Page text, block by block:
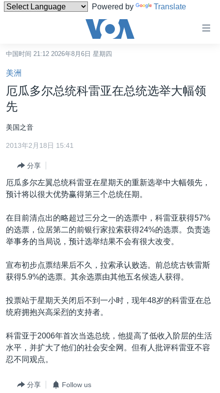
Powered by Translate
碍
链
接
跳
转
内
容
到
导
跳
转
到
索
中国
最新国际新闻
印太
欧洲
非洲
全球议题
分类新闻
经济·金融·贸易
科教·文娱·体健
军事
环境
美中关系
白宫要闻
国会报道
美国建国250周年
美国之音专访
台海两岸关系
南中国海争端
关注西藏
VOA视频
VOA今日焦点
其他语言网站
中国时间 21:12 2026年8月6日 星期四
美洲
厄瓜多尔总统科雷亚在总统选举大幅领
先
美国之音
2013年2月18日 15:41
分享
厄瓜多尔左翼总统科雷亚在星期天的重新选举中大幅领先，
预计将以很大优势赢得第三个总统任期。
在目前清点出的略超过三分之一的选票中，科雷亚获得57%
的选票，位居第二的前银行家拉索获得24%的选票。负责选
举事务的当局说，预计选举结果不会有很大改变。
宣布初步点票结果后不久，拉索承认败选。前总统古铁雷斯
获得5.9%的选票。其余选票由其他五名候选人获得。
投票站于星期天关闭后不到一小时，现年48岁的科雷亚在总
统府拥抱兴高采烈的支持者。
科雷亚于2006年首次当选总统，他提高了低收入阶层的生活
水平，并扩大了他们的社会安全网。但有人批评科雷亚不容
忍不同观点。
分享 Follow us